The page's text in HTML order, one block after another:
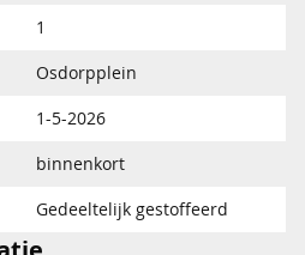
1
Osdorpplein
1-5-2026
binnenkort
Gedeeltelijk gestoffeerd